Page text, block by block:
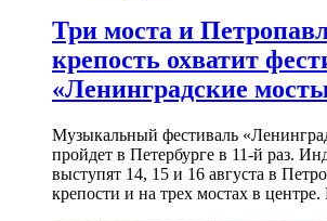
Три моста и
крепость охватит
«Ленинградские
Музыкальный фестиваль
пройдет в Петербурге в 11-й раз.
выступят 14, 15 и 16 августа в
крепости и на трех мостах в